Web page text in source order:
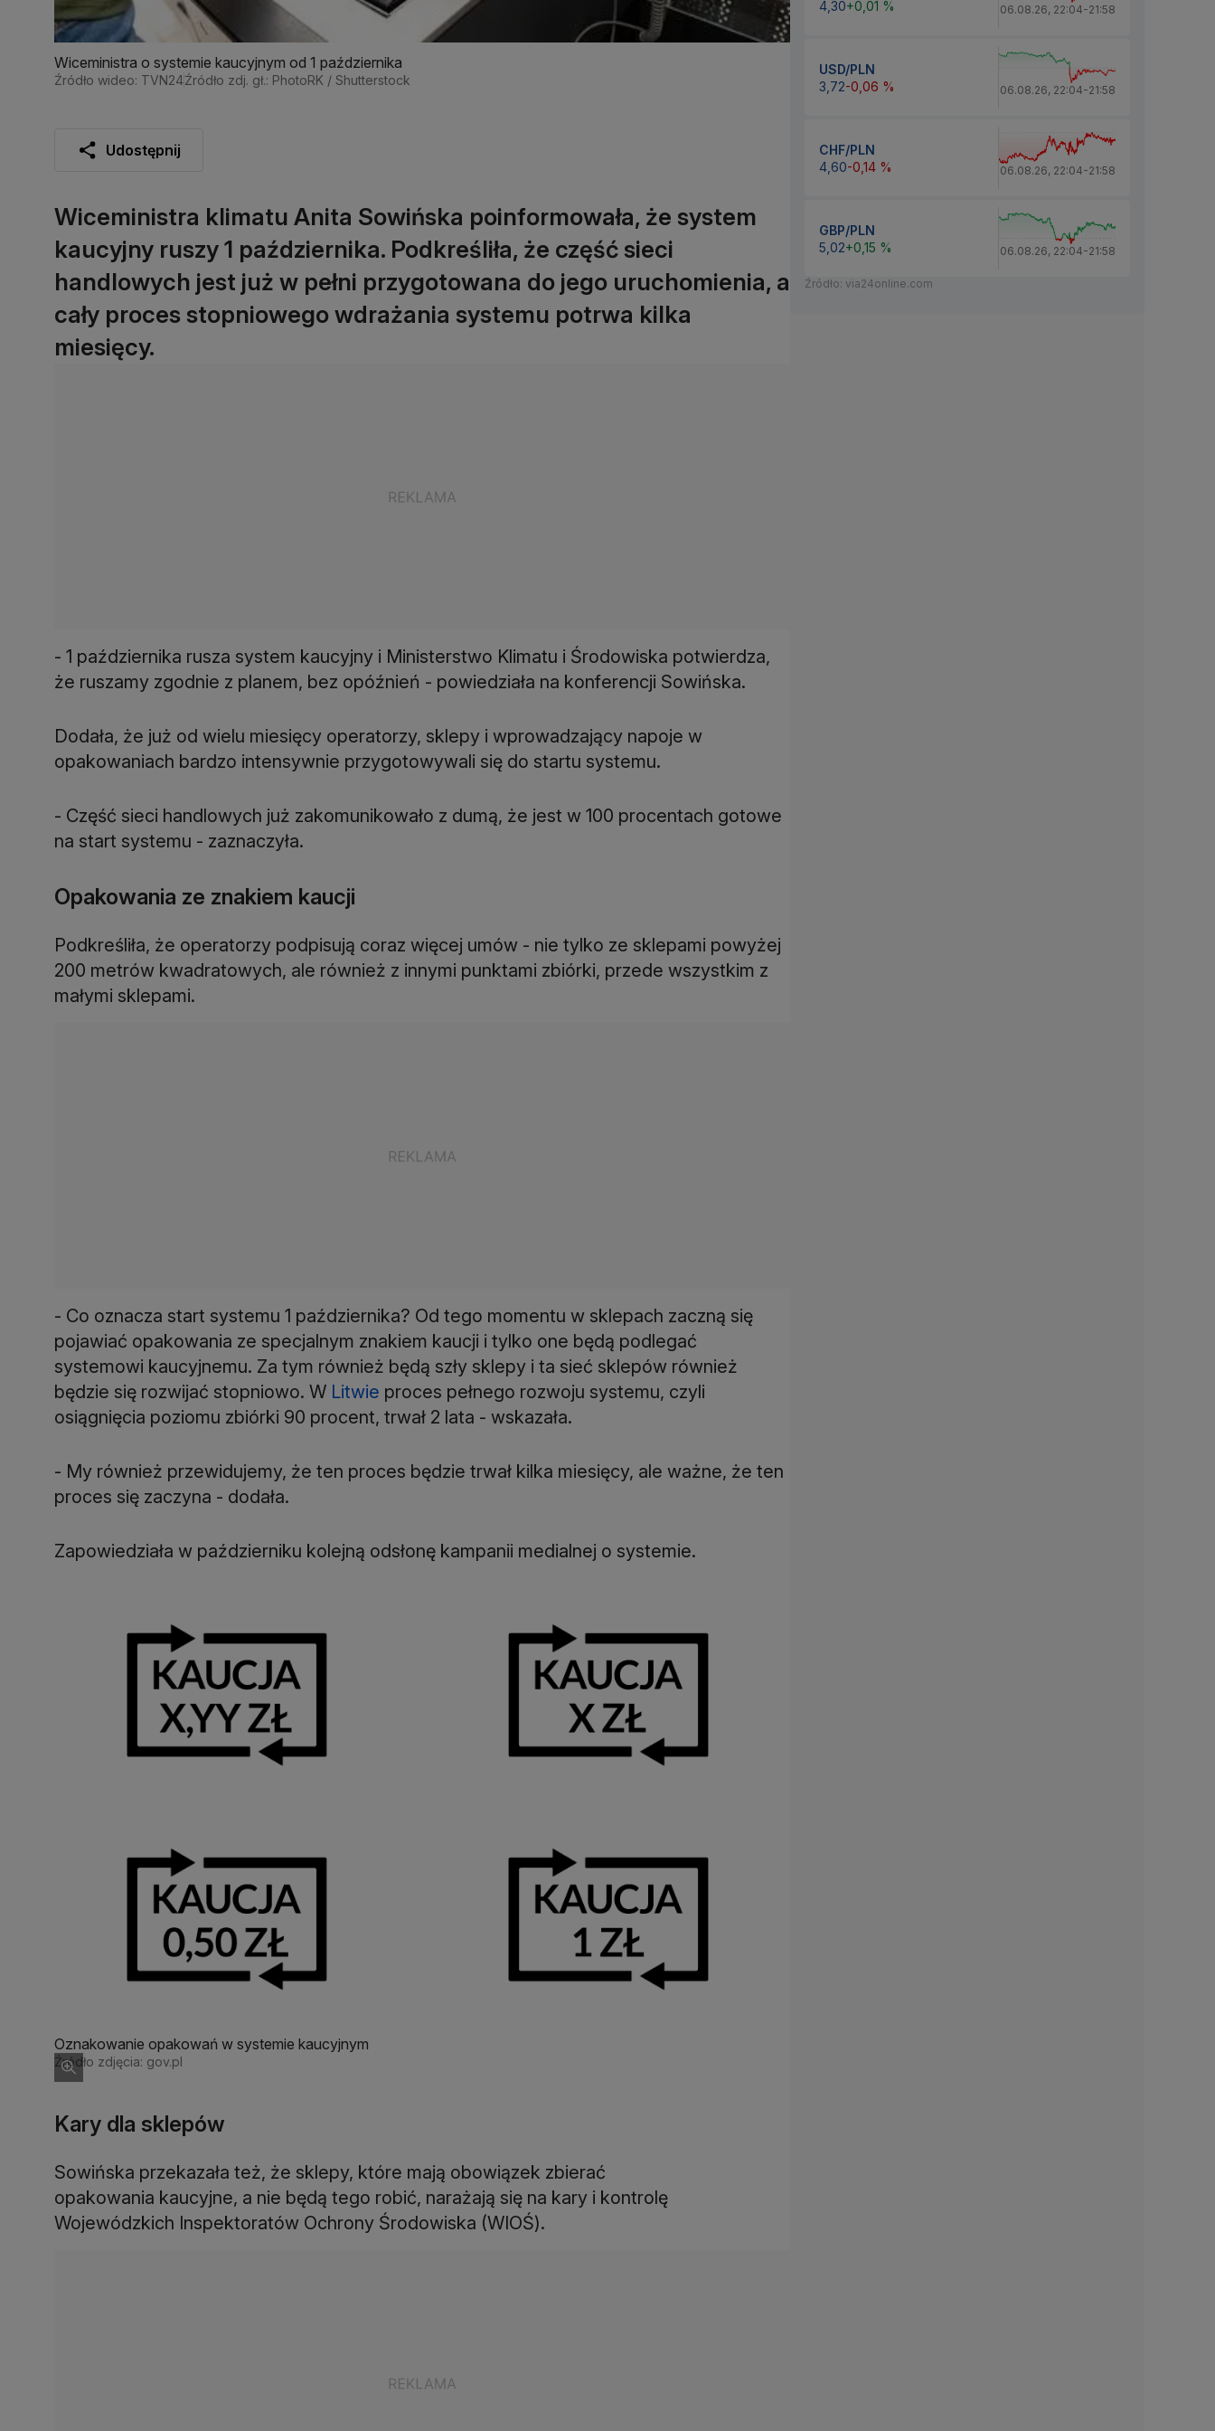
Wiceministra o systemie kaucyjnym od 1 października
Źródło wideo: TVN24Źródło zdj. gł.: PhotoRK / Shutterstock
Udostępnij
Wiceministra klimatu Anita Sowińska poinformowała, że system
kaucyjny ruszy 1 października. Podkreśliła, że część sieci
handlowych jest już w pełni przygotowana do jego uruchomienia, a
cały proces stopniowego wdrażania systemu potrwa kilka
miesięcy.
- 1 października rusza system kaucyjny i Ministerstwo Klimatu i Środowiska potwierdza,
że ruszamy zgodnie z planem, bez opóźnień - powiedziała na konferencji Sowińska.
Dodała, że już od wielu miesięcy operatorzy, sklepy i wprowadzający napoje w
opakowaniach bardzo intensywnie przygotowywali się do startu systemu.
- Część sieci handlowych już zakomunikowało z dumą, że jest w 100 procentach gotowe
na start systemu - zaznaczyła.
Opakowania ze znakiem kaucji
Podkreśliła, że operatorzy podpisują coraz więcej umów - nie tylko ze sklepami powyżej
200 metrów kwadratowych, ale również z innymi punktami zbiórki, przede wszystkim z
małymi sklepami.
- Co oznacza start systemu 1 października? Od tego momentu w sklepach zaczną się
pojawiać opakowania ze specjalnym znakiem kaucji i tylko one będą podlegać
systemowi kaucyjnemu. Za tym również będą szły sklepy i ta sieć sklepów również
będzie się rozwijać stopniowo. W Litwie proces pełnego rozwoju systemu, czyli
osiągnięcia poziomu zbiórki 90 procent, trwał 2 lata - wskazała.
- My również przewidujemy, że ten proces będzie trwał kilka miesięcy, ale ważne, że ten
proces się zaczyna - dodała.
Zapowiedziała w październiku kolejną odsłonę kampanii medialnej o systemie.
Oznakowanie opakowań w systemie kaucyjnym
Źródło zdjęcia: gov.pl
Kary dla sklepów
Sowińska przekazała też, że sklepy, które mają obowiązek zbierać
opakowania kaucyjne, a nie będą tego robić, narażają się na kary i kontrolę
Wojewódzkich Inspektoratów Ochrony Środowiska (WIOŚ).
4,30+0,01 % 06.08.26, 22:04-21:58
USD/PLN
3,72-0,06 % 06.08.26, 22:04-21:58
CHF/PLN
4,60-0,14 % 06.08.26, 22:04-21:58
GBP/PLN
5,02+0,15 % 06.08.26, 22:04-21:58
Źródło: via24online.com